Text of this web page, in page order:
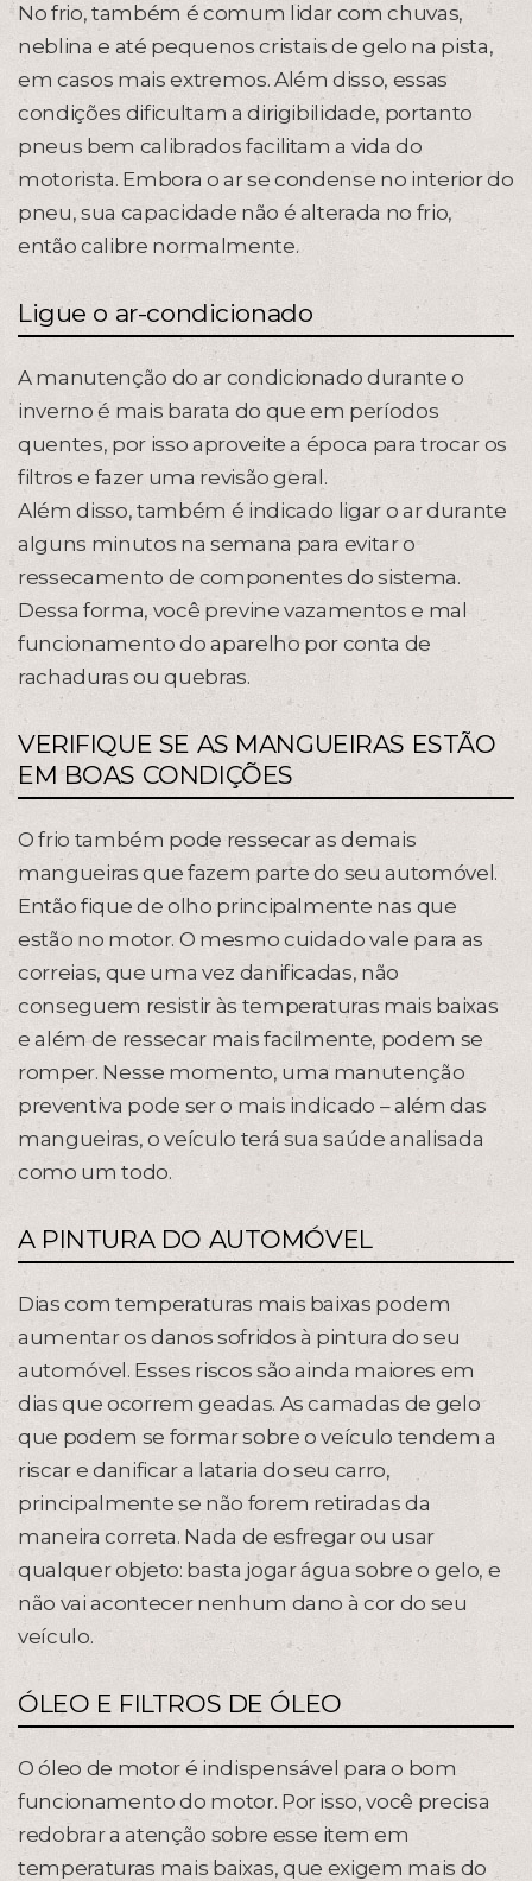
No frio, também é comum lidar com chuvas,
neblina e até pequenos cristais de gelo na pista,
em casos mais extremos. Além disso, essas
condições dificultam a dirigibilidade, portanto
pneus bem calibrados facilitam a vida do
motorista. Embora o ar se condense no interior do
pneu, sua capacidade não é alterada no frio,
então calibre normalmente.
Ligue o ar-condicionado
A manutenção do ar condicionado durante o
inverno é mais barata do que em períodos
quentes, por isso aproveite a época para trocar os
filtros e fazer uma revisão geral.
Além disso, também é indicado ligar o ar durante
alguns minutos na semana para evitar o
ressecamento de componentes do sistema.
Dessa forma, você previne vazamentos e mal
funcionamento do aparelho por conta de
rachaduras ou quebras.
VERIFIQUE SE AS MANGUEIRAS ESTÃO
EM BOAS CONDIÇÕES
O frio também pode ressecar as demais
mangueiras que fazem parte do seu automóvel.
Então fique de olho principalmente nas que
estão no motor. O mesmo cuidado vale para as
correias, que uma vez danificadas, não
conseguem resistir às temperaturas mais baixas
e além de ressecar mais facilmente, podem se
romper. Nesse momento, uma manutenção
preventiva pode ser o mais indicado – além das
mangueiras, o veículo terá sua saúde analisada
como um todo.
A PINTURA DO AUTOMÓVEL
Dias com temperaturas mais baixas podem
aumentar os danos sofridos à pintura do seu
automóvel. Esses riscos são ainda maiores em
dias que ocorrem geadas. As camadas de gelo
que podem se formar sobre o veículo tendem a
riscar e danificar a lataria do seu carro,
principalmente se não forem retiradas da
maneira correta. Nada de esfregar ou usar
qualquer objeto: basta jogar água sobre o gelo, e
não vai acontecer nenhum dano à cor do seu
veículo.
ÓLEO E FILTROS DE ÓLEO
O óleo de motor é indispensável para o bom
funcionamento do motor. Por isso, você precisa
redobrar a atenção sobre esse item em
temperaturas mais baixas, que exigem mais do